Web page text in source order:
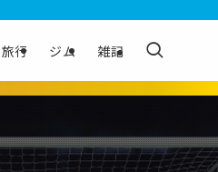
旅行 ジム 雑記